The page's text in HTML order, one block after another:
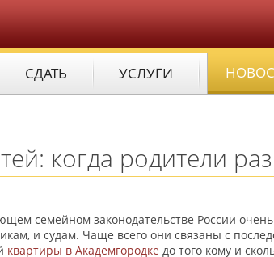
СДАТЬ УСЛУГИ
когда родители
семейном законодательстве России
и судам. Чаще всего они связаны с
квартиры в Академгородке до того кому и